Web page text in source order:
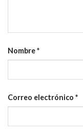
Nombre*
Correo electrónico *